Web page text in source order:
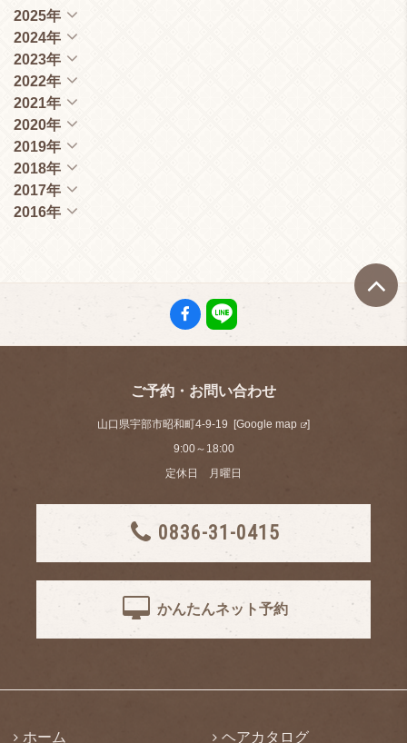
2025年
2024年
2023年
2022年
2021年
2020年
2019年
2018年
2017年
2016年
ご予約・お問い合わせ
山口県宇部市昭和町4-9-19 [Google map
]
9:00～18:00
定休日 月曜日
0836-31-0415
かんたんネット予約
ホーム ヘアカタログ